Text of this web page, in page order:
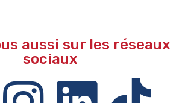
aussi sur les réseaux
sociaux